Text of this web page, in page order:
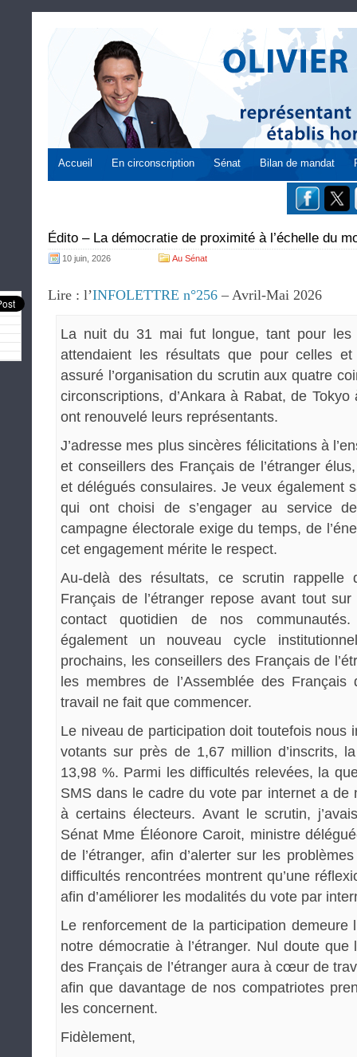
Accueil En circonscription Sénat Bilan de mandat
Édito – La démocratie de proximité à l’échelle du
10 juin, 2026 Au Sénat
Lire : l’INFOLETTRE n°256 – Avril-Mai 2026
La nuit du 31 mai fut longue, tant pour les
attendaient les résultats que pour celles
assuré l’organisation du scrutin aux quatre
circonscriptions, d’Ankara à Rabat, de
ont renouvelé leurs représentants.
J’adresse mes plus sincères félicitations à
et conseillers des Français de l’étranger
et délégués consulaires. Je veux également
qui ont choisi de s’engager au service
campagne électorale exige du temps, de
cet engagement mérite le respect.
Au-delà des résultats, ce scrutin rappelle
Français de l’étranger repose avant tout
contact quotidien de nos
également un nouveau cycle
prochains, les conseillers des Français de
les membres de l’Assemblée des Français
travail ne fait que commencer.
Le niveau de participation doit toutefois nous
votants sur près de 1,67 million d’inscrits,
13,98 %. Parmi les difficultés relevées, la
SMS dans le cadre du vote par internet a de
à certains électeurs. Avant le scrutin,
Sénat Mme Éléonore Caroit, ministre
de l’étranger, afin d’alerter sur les
difficultés rencontrées montrent qu’une
afin d’améliorer les modalités du vote par
Le renforcement de la participation demeure
notre démocratie à l’étranger. Nul doute que
des Français de l’étranger aura à cœur de
afin que davantage de nos compatriotes
les concernent.
Fidèlement,